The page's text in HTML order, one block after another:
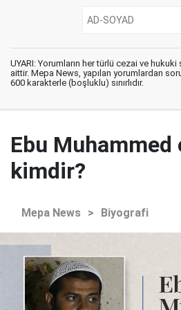
UYARI: Yorumların her türlü cezai ve
aittir. Mepa News, yapılan yorumlardan
600 karakterle (boşluklu) sınırlıdır.
Ebu Muhammed
kimdir?
Mepa News > Biyografi